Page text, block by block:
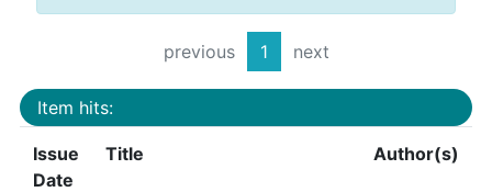
previous 1 next
Item hits:
Issue
Date
Title Author(s)